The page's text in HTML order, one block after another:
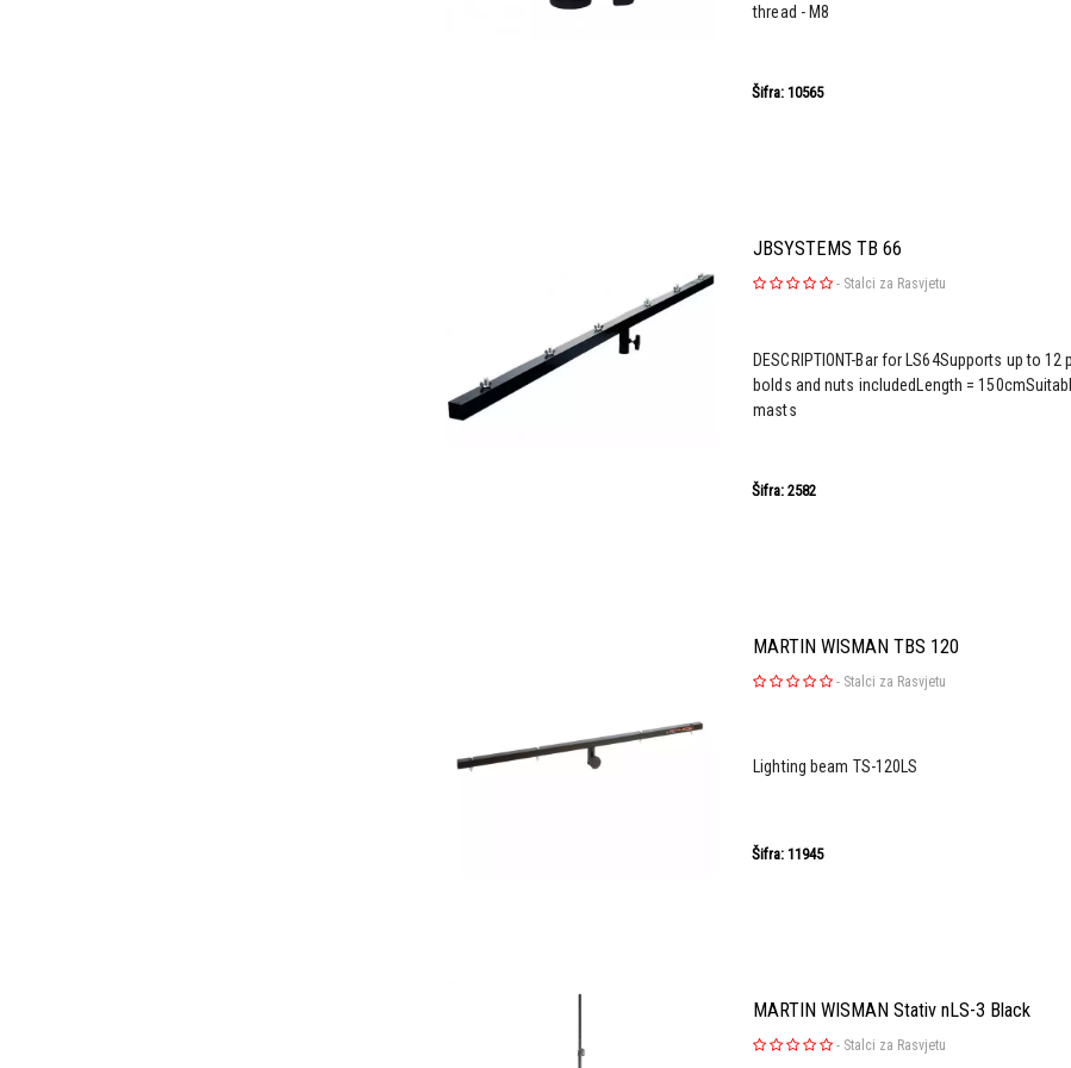
thread - M8
Šifra: 10565
JBSYSTEMS TB 66
- Stalci za Rasvjetu
DESCRIPTIONT-Bar for LS64Supports up to
bolds and nuts includedLength =
masts
Šifra: 2582
MARTIN WISMAN TBS 120
- Stalci za Rasvjetu
Lighting beam TS-120LS
Šifra: 11945
MARTIN WISMAN Stativ nLS-3 Black
- Stalci za Rasvjetu